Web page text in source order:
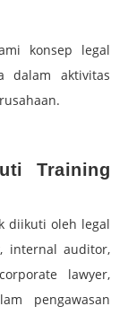
konsep legal
dalam aktivitas
Training
diikuti oleh legal
internal auditor,
lawyer,
pengawasan